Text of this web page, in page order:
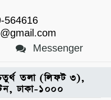
564616
Messenger
তলা (লিফট ৩),
ঢাকা-১০০০